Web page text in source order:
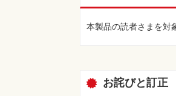
本製品の読者さまを対
お詫びと訂正